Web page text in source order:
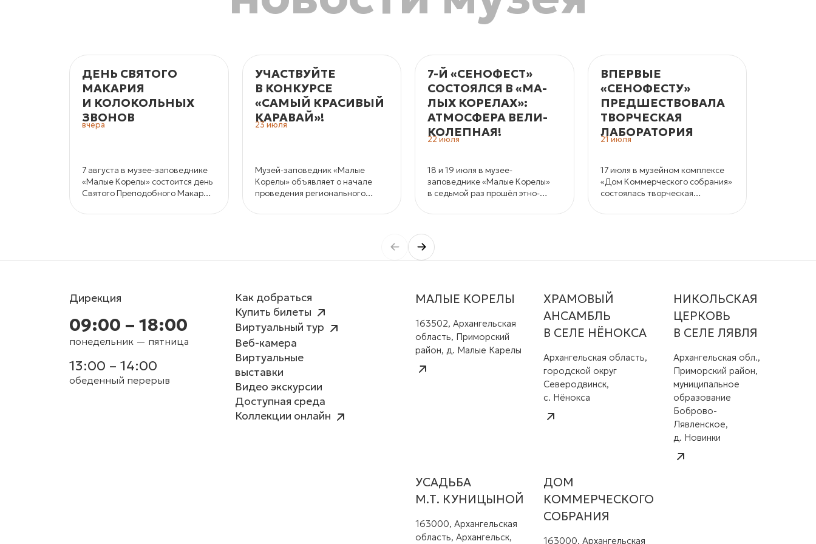
ДЕНЬ СВЯТОГО
МАКАРИЯ
И КОЛОКОЛЬНЫХ
ЗВОНОВ
вчера
7 августа в музее-заповеднике
«Малые Корелы» состоится день
Святого Преподобного Макария
УЧАСТВУЙТЕ
В КОНКУРСЕ
«САМЫЙ КРАСИВЫЙ
КАРАВАЙ»!
23 июля
Музей-заповедник «Малые
Корелы» объявляет о начале
проведения регионального
и кондитерских изделий «Самый
7-Й «СЕНОФЕСТ»
СОСТОЯЛСЯ В «МА­
ЛЫХ КО­РЕ­ЛАХ»:
АТМОС­ФЕ­РА ВЕ­ЛИ­
КО­ЛЕП­НАЯ!
22 июля
18 и 19 июля в музее-
заповеднике «Малые Корелы»
в седьмой раз прошёл этно-
«СеноФЕСТ».
ВПЕРВЫЕ
«СЕНОФЕСТУ»
ПРЕДШЕСТВОВАЛА
ТВОРЧЕСКАЯ
ЛАБОРАТОРИЯ
21 июля
17 июля в музейном комплексе
«Дом Коммерческого собрания»
состоялась творческая
«горка» как основа фольклорной
Дирекция
09:00 – 18:00
понедельник — пятница
13:00 – 14:00
обеденный перерыв
Как добраться
Купить билеты
Виртуальный тур
Веб-камера
Виртуальные
выставки
Видео экскурсии
Доступная среда
Коллекции онлайн
МАЛЫЕ КОРЕЛЫ
163502, Архангельская
область, Приморский
район, д. Малые Карелы
ХРАМОВЫЙ
АНСАМБЛЬ
В СЕЛЕ НЁНОКСА
Архангельская область,
городской округ
Северодвинск,
с. Нёнокса
НИКОЛЬСКАЯ
ЦЕРКОВЬ
В СЕЛЕ ЛЯВЛЯ
Архангельская обл.,
Приморский район,
муниципальное
образование
Боброво-
Лявленское,
д. Новинки
УСАДЬБА
М.Т. КУНИЦЫНОЙ
163000, Архангельская
область, Архангельск,
ДОМ
КОММЕРЧЕСКОГО
СОБРАНИЯ
163000, Архангельская